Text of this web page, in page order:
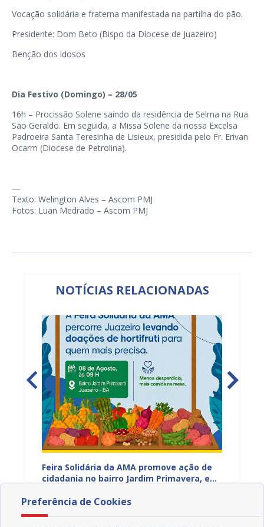
Vocação solidária e fraterna manifestada na partilha do pão.
Presidente: Dom Beto (Bispo da Diocese de Juazeiro)
Benção dos idosos
Dia Festivo (Domingo) – 28/05
16h – Procissão Solene saindo da residência de Selma na Rua
São Geraldo. Em seguida, a Missa Solene da nossa Excelsa
Padroeira Santa Teresinha de Lisieux, presidida pelo Fr. Erivan
Ocarm (Diocese de Petrolina).
—
Texto: Welington Alves – Ascom PMJ
Fotos: Luan Medrado – Ascom PMJ
NOTÍCIAS RELACIONADAS
Feira Solidária da AMA promove ação de
cidadania no bairro Jardim Primavera, em
07/08/2026 16H37
Preferência de Cookies